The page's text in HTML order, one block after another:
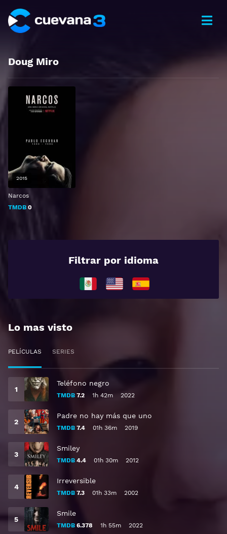
Doug Miro
Narcos
TMDB 0
2015
Filtrar por idioma
Lo mas visto
PELÍCULAS SERIES
Teléfono negro
TMDB 7.2 1h 42m 2022
Padre no hay más que uno
TMDB 7.4 01h 36m 2019
Smiley
TMDB 4.4 01h 30m 2012
Irreversible
TMDB 7.3 01h 33m 2002
Smile
TMDB 6.378 1h 55m 2022